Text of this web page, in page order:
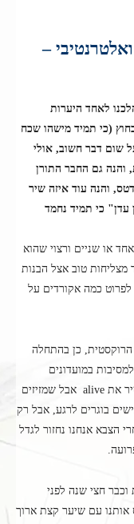
–
לאחד היערות
(כי תמיד מישהו שכח
שום דבר חשוב, אולי
והנה גם החבר התורן
והנה עוד איזה שיר
עדן" כי תמיד נחמד
או שניים ורצוי שהוא
טוב אצל הבנות
כמה אקורדים על
הרוקסטית, כן בהתחלה
במועדונים
אלטרנטייבים ומשתוללים שאדי וודר מתחיל לשיר את alive אבל שמזיזים
בוגרים לרגע, אבל רק
הצבא אנחנו נחזור לגדל
וכבר חצי שנה לפני
עם שיער קצת ארוך